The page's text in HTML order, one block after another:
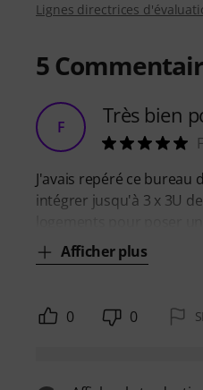
Lignes directrices
5
F Très bien
J'avais repéré ce
intégrer jusqu'à 3 x 3U
Afficher plus
0 0